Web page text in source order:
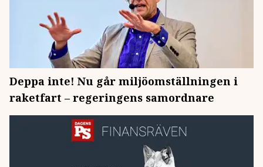
Deppa inte! Nu går miljöomställningen i
raketfart – regeringens samordnare